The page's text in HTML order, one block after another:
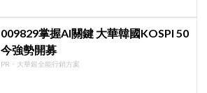
009829掌握AI關鍵 大華韓國KOSPI 50
今強勢開募
PR・大華銀全能行銷方案